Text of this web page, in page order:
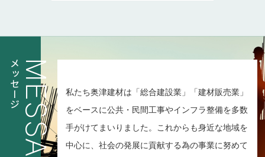
私たち奥津建材は「総合建設業」「建材販売業」
をベースに公共・民間工事やインフラ整備を多数
手がけてまいりました。
これからも身近な地域を
中心に、 社会の発展に貢献する為の事業に努めて